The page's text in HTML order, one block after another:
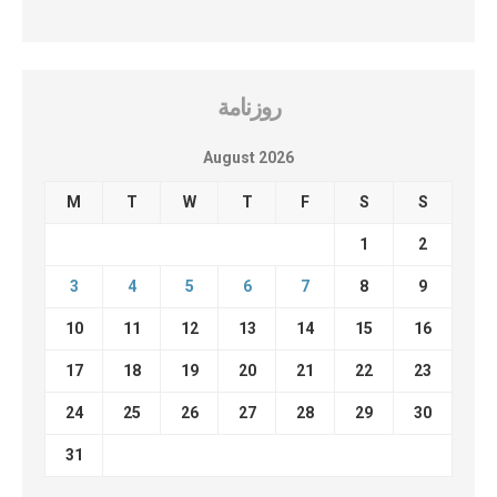
روزنامة
August 2026
M T W T F S S
1 2
3 4 5 6 7 8 9
10 11 12 13 14 15 16
17 18 19 20 21 22 23
24 25 26 27 28 29 30
31